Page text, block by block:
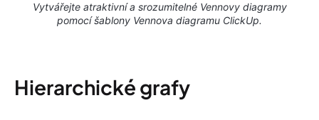
Vytvářejte atraktivní a srozumitelné Vennovy diagramy
pomocí šablony Vennova diagramu ClickUp.
Hierarchické grafy